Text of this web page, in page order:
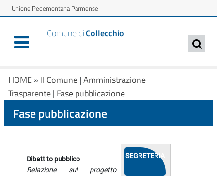
Unione Pedemontana Parmense
Comune diCollecchio
HOME » Il Comune|Amministrazione
Trasparente| Fase pubblicazione
Fase pubblicazione
Dibattito pubblico
Relazione sul progetto
SEGRETERIA